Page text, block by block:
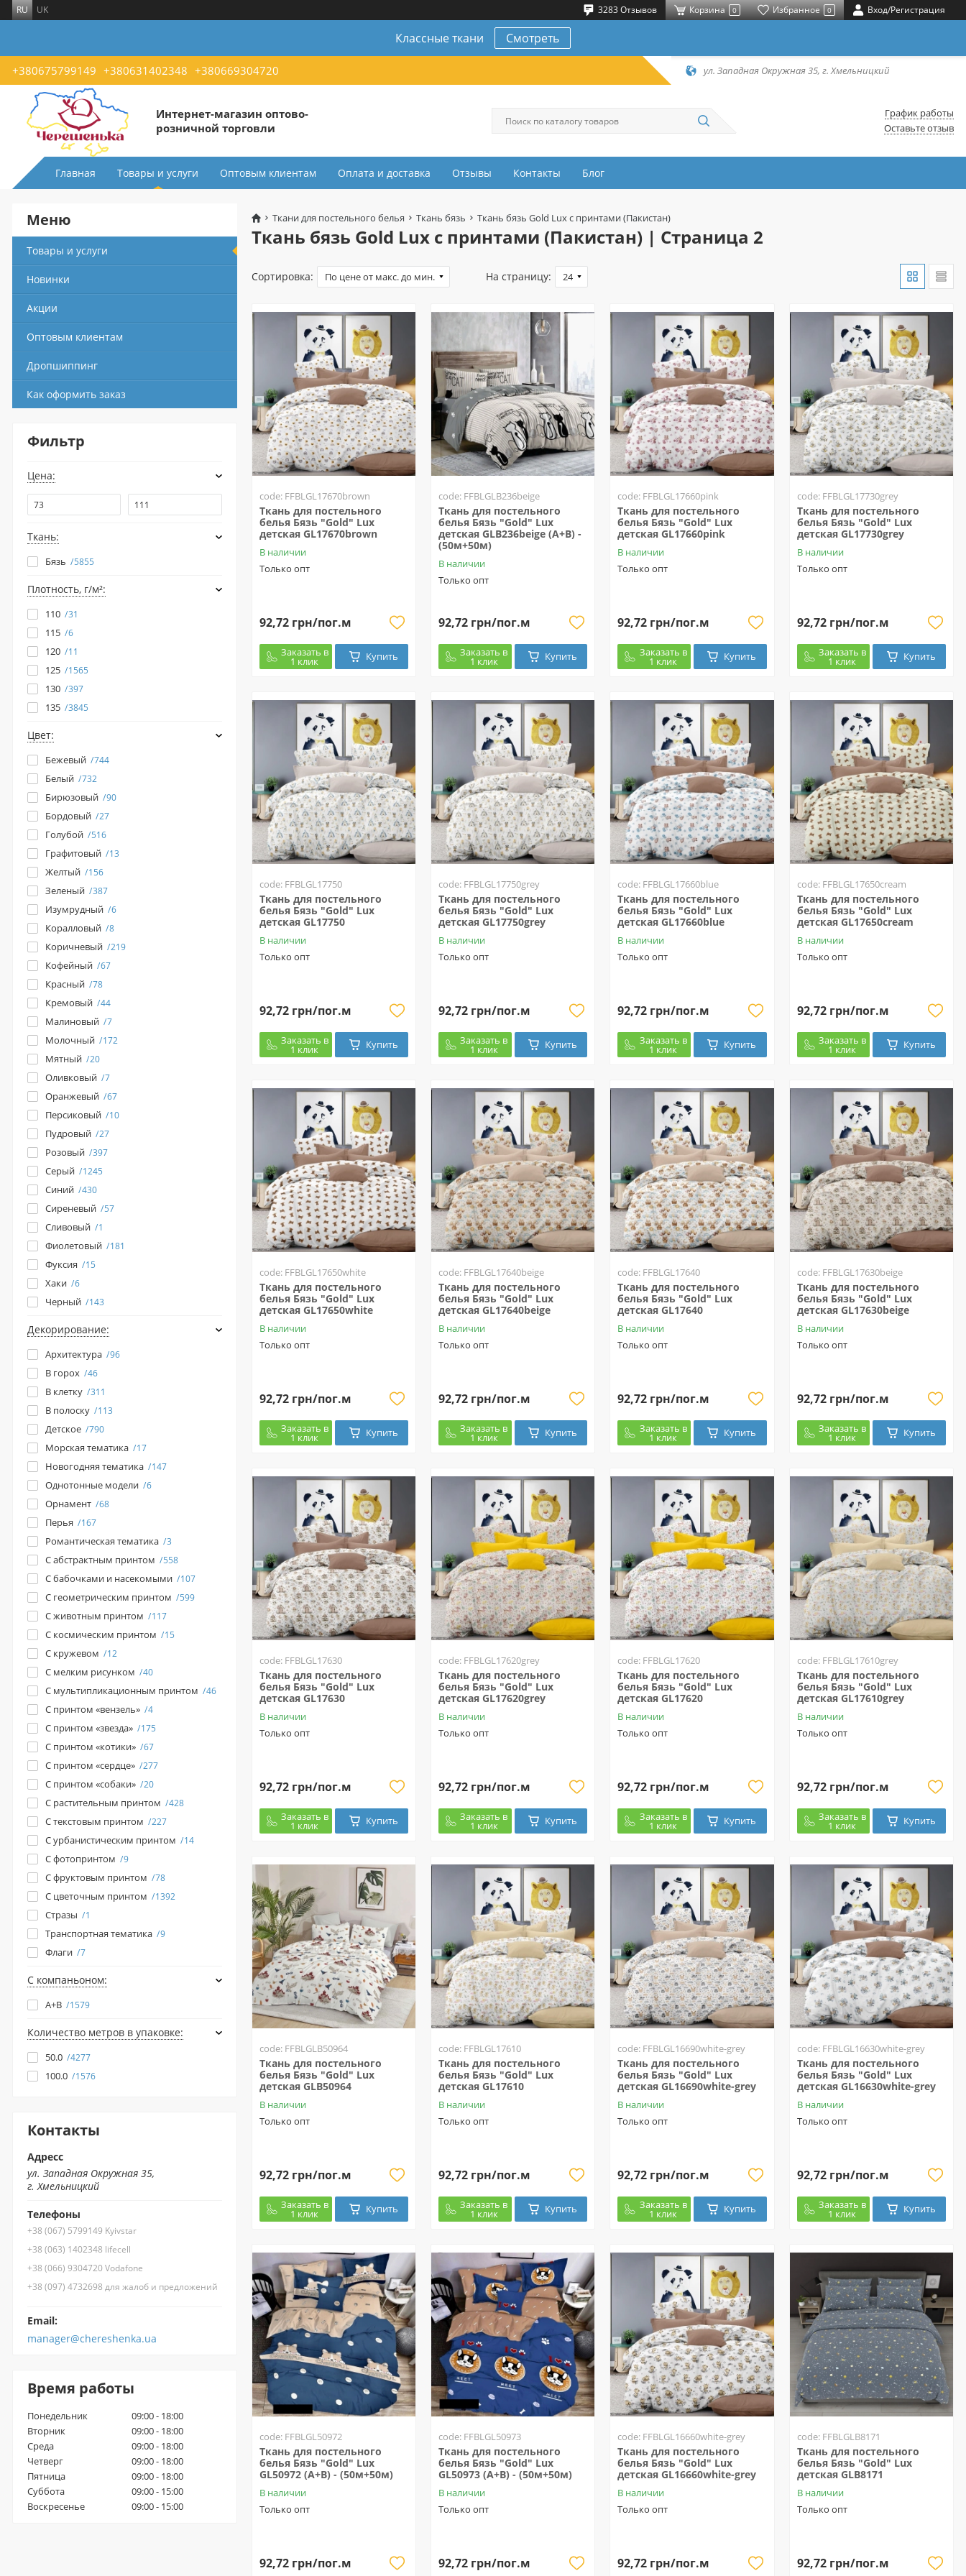
RU UK 3283 Отзывов Корзина 0 Избранное 0 Вход/Регистрация
Классные ткани Смотреть
+380675799149 +380631402348 +380669304720 ул. Западная Окружная 35, г. Хмельницкий
Интернет-магазин оптово-
розничной торговли
График работы
Оставьте отзыв
Главная Товары и услуги Оптовым клиентам Оплата и доставка Отзывы Контакты Блог
Ткани для постельного белья Ткань бязь Ткань бязь Gold Lux с принтами (Пакистан)
Ткань бязь Gold Lux с принтами (Пакистан) | Страница 2
Сортировка: На страницу:
code: FFBLGL17670brown
Ткань для постельного
белья Бязь "Gold" Lux
детская GL17670brown
В наличии
Только опт
92,72 грн/пог.м
Заказать в
1 клик Купить
code: FFBLGLB236beige
Ткань для постельного
белья Бязь "Gold" Lux
детская GLB236beige (A+B) -
(50м+50м)
В наличии
Только опт
92,72 грн/пог.м
Заказать в
1 клик Купить
code: FFBLGL17660pink
Ткань для постельного
белья Бязь "Gold" Lux
детская GL17660pink
В наличии
Только опт
92,72 грн/пог.м
Заказать в
1 клик Купить
code: FFBLGL17730grey
Ткань для постельного
белья Бязь "Gold" Lux
детская GL17730grey
В наличии
Только опт
92,72 грн/пог.м
Заказать в
1 клик Купить
code: FFBLGL17750
Ткань для постельного
белья Бязь "Gold" Lux
детская GL17750
В наличии
Только опт
92,72 грн/пог.м
Заказать в
1 клик Купить
code: FFBLGL17750grey
Ткань для постельного
белья Бязь "Gold" Lux
детская GL17750grey
В наличии
Только опт
92,72 грн/пог.м
Заказать в
1 клик Купить
code: FFBLGL17660blue
Ткань для постельного
белья Бязь "Gold" Lux
детская GL17660blue
В наличии
Только опт
92,72 грн/пог.м
Заказать в
1 клик Купить
code: FFBLGL17650cream
Ткань для постельного
белья Бязь "Gold" Lux
детская GL17650cream
В наличии
Только опт
92,72 грн/пог.м
Заказать в
1 клик Купить
code: FFBLGL17650white
Ткань для постельного
белья Бязь "Gold" Lux
детская GL17650white
В наличии
Только опт
92,72 грн/пог.м
Заказать в
1 клик Купить
code: FFBLGL17640beige
Ткань для постельного
белья Бязь "Gold" Lux
детская GL17640beige
В наличии
Только опт
92,72 грн/пог.м
Заказать в
1 клик Купить
code: FFBLGL17640
Ткань для постельного
белья Бязь "Gold" Lux
детская GL17640
В наличии
Только опт
92,72 грн/пог.м
Заказать в
1 клик Купить
code: FFBLGL17630beige
Ткань для постельного
белья Бязь "Gold" Lux
детская GL17630beige
В наличии
Только опт
92,72 грн/пог.м
Заказать в
1 клик Купить
code: FFBLGL17630
Ткань для постельного
белья Бязь "Gold" Lux
детская GL17630
В наличии
Только опт
92,72 грн/пог.м
Заказать в
1 клик Купить
code: FFBLGL17620grey
Ткань для постельного
белья Бязь "Gold" Lux
детская GL17620grey
В наличии
Только опт
92,72 грн/пог.м
Заказать в
1 клик Купить
code: FFBLGL17620
Ткань для постельного
белья Бязь "Gold" Lux
детская GL17620
В наличии
Только опт
92,72 грн/пог.м
Заказать в
1 клик Купить
code: FFBLGL17610grey
Ткань для постельного
белья Бязь "Gold" Lux
детская GL17610grey
В наличии
Только опт
92,72 грн/пог.м
Заказать в
1 клик Купить
code: FFBLGLB50964
Ткань для постельного
белья Бязь "Gold" Lux
детская GLB50964
В наличии
Только опт
92,72 грн/пог.м
Заказать в
1 клик Купить
code: FFBLGL17610
Ткань для постельного
белья Бязь "Gold" Lux
детская GL17610
В наличии
Только опт
92,72 грн/пог.м
Заказать в
1 клик Купить
code: FFBLGL16690white-grey
Ткань для постельного
белья Бязь "Gold" Lux
детская GL16690white-grey
В наличии
Только опт
92,72 грн/пог.м
Заказать в
1 клик Купить
code: FFBLGL16630white-grey
Ткань для постельного
белья Бязь "Gold" Lux
детская GL16630white-grey
В наличии
Только опт
92,72 грн/пог.м
Заказать в
1 клик Купить
code: FFBLGL50972
Ткань для постельного
белья Бязь "Gold" Lux
GL50972 (A+B) - (50м+50м)
В наличии
Только опт
92,72 грн/пог.м
code: FFBLGL50973
Ткань для постельного
белья Бязь "Gold" Lux
GL50973 (A+B) - (50м+50м)
В наличии
Только опт
92,72 грн/пог.м
code: FFBLGL16660white-grey
Ткань для постельного
белья Бязь "Gold" Lux
детская GL16660white-grey
В наличии
Только опт
92,72 грн/пог.м
code: FFBLGLB8171
Ткань для постельного
белья Бязь "Gold" Lux
детская GLB8171
В наличии
Только опт
92,72 грн/пог.м
Меню
Товары и услуги
Новинки
Акции
Оптовым клиентам
Дропшиппинг
Как оформить заказ
Фильтр
Цена:
Ткань:
Бязь 5855
Плотность, г/м²:
110 31
115 6
120 11
125 1565
130 397
135 3845
Цвет:
Бежевый 744
Белый 732
Бирюзовый 90
Бордовый 27
Голубой 516
Графитовый 13
Желтый 156
Зеленый 387
Изумрудный 6
Коралловый 8
Коричневый 219
Кофейный 67
Красный 78
Кремовый 44
Малиновый 7
Молочный 172
Мятный 20
Оливковый 7
Оранжевый 67
Персиковый 10
Пудровый 27
Розовый 397
Серый 1245
Синий 430
Сиреневый 57
Сливовый 1
Фиолетовый 181
Фуксия 15
Хаки 6
Черный 143
Декорирование:
Архитектура 96
В горох 46
В клетку 311
В полоску 113
Детское 790
Морская тематика 17
Новогодняя тематика 147
Однотонные модели 6
Орнамент 68
Перья 167
Романтическая тематика 3
С абстрактным принтом 558
С бабочками и насекомыми 107
С геометрическим принтом 599
С животным принтом 117
С космическим принтом 15
С кружевом 12
С мелким рисунком 40
С мультипликационным принтом 46
С принтом «вензель» 4
С принтом «звезда» 175
С принтом «котики» 67
С принтом «сердце» 277
С принтом «собаки» 20
С растительным принтом 428
С текстовым принтом 227
С урбанистическим принтом 14
С фотопринтом 9
С фруктовым принтом 78
С цветочным принтом 1392
Стразы 1
Транспортная тематика 9
Флаги 7
С компаньоном:
A+B 1579
Количество метров в упаковке:
50.0 4277
100.0 1576
Контакты
Адресс
ул. Западная Окружная 35,
г. Хмельницкий
Телефоны
+38 (067) 5799149 Kyivstar
+38 (063) 1402348 lifecell
+38 (066) 9304720 Vodafone
+38 (097) 4732698 для жалоб и предложений
Email:
manager@chereshenka.ua
Время работы
Понедельник
09:00 - 18:00
Вторник
09:00 - 18:00
Среда
09:00 - 18:00
Четверг
09:00 - 18:00
Пятница
09:00 - 18:00
Суббота
09:00 - 15:00
Воскресенье
09:00 - 15:00